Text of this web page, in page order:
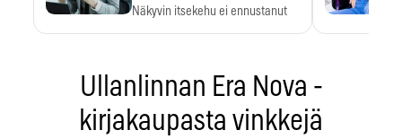
Näkyvin itsekehu ei ennustanut
Ullanlinnan Era Nova -
kirjakaupasta vinkkejä